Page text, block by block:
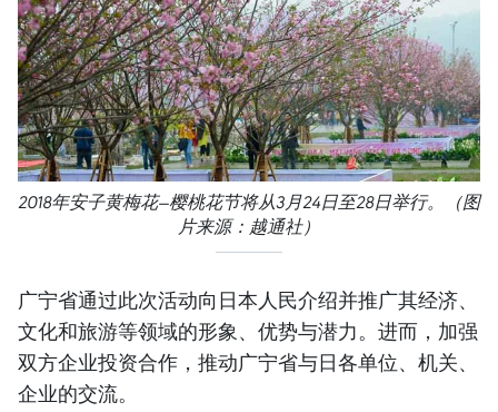
2018年安子黄梅花—樱桃花节将从3月24日至28日举行。（图
片来源：越通社）
广宁省通过此次活动向日本人民介绍并推广其经济、
文化和旅游等领域的形象、优势与潜力。进而，加强
双方企业投资合作，推动广宁省与日各单位、机关、
企业的交流。